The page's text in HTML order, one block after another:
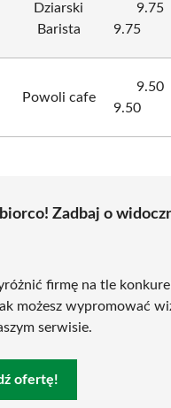
Dziarski
Barista
9.75
9.75
Powoli cafe
9.50
9.50
Zadbaj o
firmę na tle
możesz wypromować
serwisie.
ofertę!